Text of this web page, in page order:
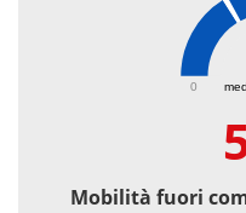
0
Mobilità fuori